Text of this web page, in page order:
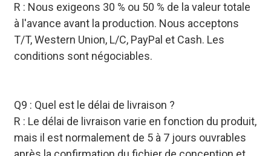
R : Nous exigeons 30 % ou 50 % de la valeur totale
à l'avance avant la production. Nous acceptons
T/T, Western Union, L/C, PayPal et Cash. Les
conditions sont négociables.
Q9 : Quel est le délai de livraison ?
R : Le délai de livraison varie en fonction du produit,
mais il est normalement de 5 à 7 jours ouvrables